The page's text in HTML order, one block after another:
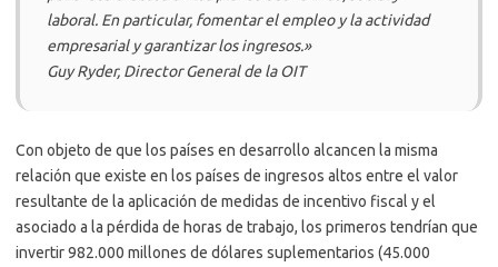
laboral. En particular, fomentar el empleo y la actividad
empresarial y garantizar los ingresos.»
Guy Ryder, Director General de la OIT
Con objeto de que los países en desarrollo alcancen la misma
relación que existe en los países de ingresos altos entre el valor
resultante de la aplicación de medidas de incentivo fiscal y el
asociado a la pérdida de horas de trabajo, los primeros tendrían que
invertir 982.000 millones de dólares suplementarios (45.000